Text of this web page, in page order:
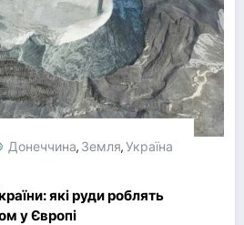
Донеччина, Земля,Україна
які руди роблять
у Європі